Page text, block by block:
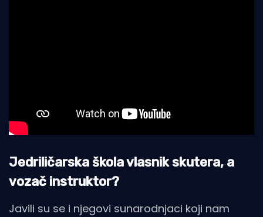
Jedriličarska škola vlasnik skutera, a
vozač instruktor?
Javili su se i njegovi sunarodnjaci koji nam